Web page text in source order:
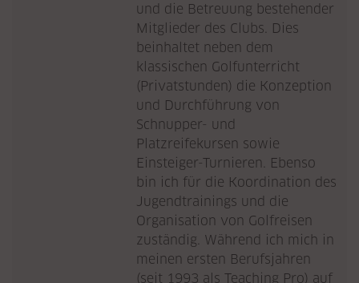
und die Betreuung bestehender
Mitglieder des Clubs. Dies
beinhaltet neben dem
klassischen Golfunterricht
(Privatstunden) die Konzeption
und Durchführung von
Schnupper- und
Platzreifekursen sowie
Einsteiger-Turnieren. Ebenso
bin ich für die Koordination des
Jugendtrainings und die
Organisation von Golfreisen
zuständig. Während ich mich in
meinen ersten Berufsjahren
(seit 1993 als Teaching Pro) auf